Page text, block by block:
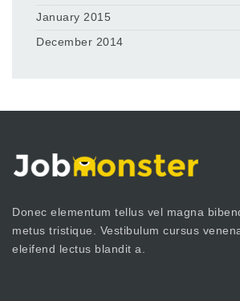
January 2015
December 2014
Donec elementum tellus vel magna
metus tristique. Vestibulum cursus
eleifend lectus blandit a.